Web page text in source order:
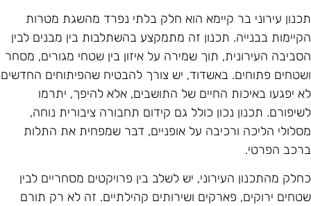
עירוני בר קיימא הוא חלק בלתי נפרד מהשגת מטרות
בבנייה. תכנון זה מתמקצע בהשתלבות בין מבנים לבין
העירונית, תוך שמירה על איזון בין שטחי מגורים, מסחר
פתוחים. באשדוד, יש צורך להבטיח שהפיתוחים החדשים
יפגעו באיכות החיים של התושבים, אלא להיפך, יתרמו
תכנון נכון כולל גם קידום תחבורה ציבורית נוחה,
הליכה ורכיבה על אופניים, דבר שמפחית את התלות
הפרטי.
מהתכנון העירוני, יש לשלב בין פרויקטים מסחריים לבין
ירוקים, פארקים ושירותים קהילתיים. זה לא רק תורם